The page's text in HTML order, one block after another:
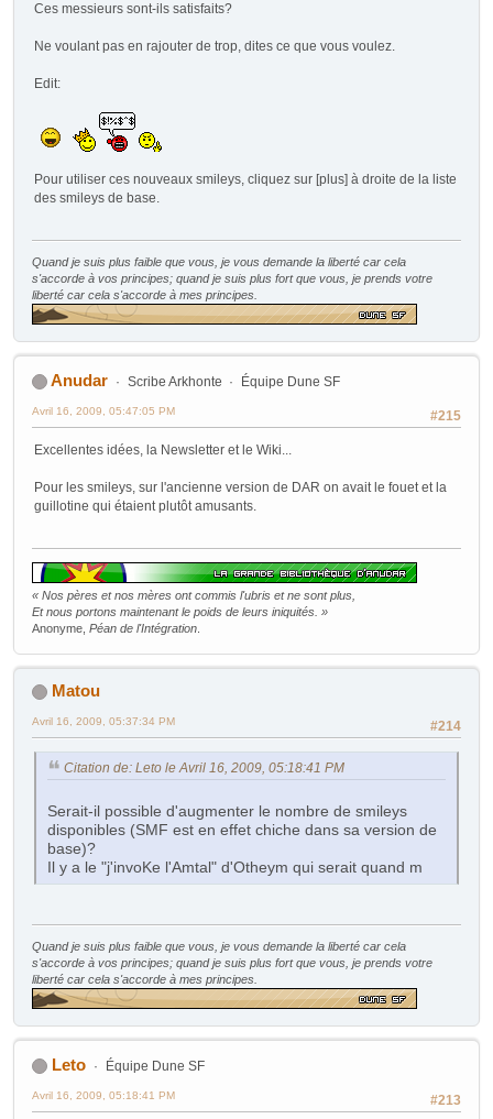
Ces messieurs sont-ils satisfaits?
Ne voulant pas en rajouter de trop, dites ce que vous voulez.
Edit:
Pour utiliser ces nouveaux smileys, cliquez sur [plus] à droite de la liste
des smileys de base.
Quand je suis plus faible que vous, je vous demande la liberté car cela
s'accorde à vos principes; quand je suis plus fort que vous, je prends votre
liberté car cela s'accorde à mes principes.
Anudar Scribe Arkhonte Équipe Dune SF
#215
Avril 16, 2009, 05:47:05 PM
Excellentes idées, la Newsletter et le Wiki...
Pour les smileys, sur l'ancienne version de DAR on avait le fouet et la
guillotine qui étaient plutôt amusants.
« Nos pères et nos mères ont commis l'ubris et ne sont plus,
Et nous portons maintenant le poids de leurs iniquités. »
Anonyme, Péan de l'Intégration
Matou
#214
Avril 16, 2009, 05:37:34 PM
Citation de: Leto le Avril 16, 2009, 05:18:41 PM
Serait-il possible d'augmenter le nombre de smileys
disponibles (SMF est en effet chiche dans sa version de
base)?
Il y a le "j'invoKe l'Amtal" d'Otheym qui serait quand m
Quand je suis plus faible que vous, je vous demande la liberté car cela
s'accorde à vos principes; quand je suis plus fort que vous, je prends votre
liberté car cela s'accorde à mes principes.
Leto Équipe Dune SF
#213
Avril 16, 2009, 05:18:41 PM